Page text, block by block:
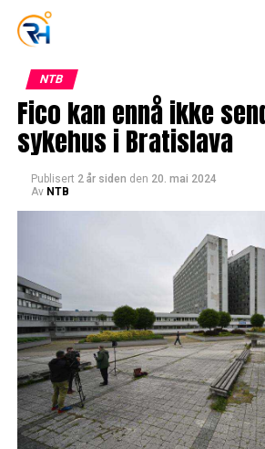
NTB
Fico kan ennå ikke
sykehus i Bratislava
Publisert 2 år siden den 20. mai 2024
Av NTB